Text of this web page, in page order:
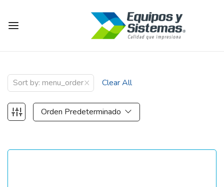
Sort by: menu_order× Clear All
Orden Predeterminado